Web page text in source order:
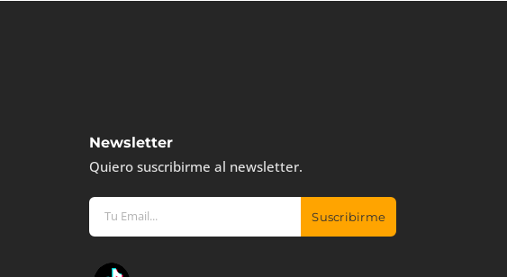
Newsletter
Quiero suscribirme al newsletter.
A